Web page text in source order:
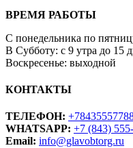
ВРЕМЯ РАБОТЫ
С понедельника по
В Субботу: с 9 утра до 15
Воскресенье: выходной
КОНТАКТЫ
ТЕЛЕФОН:
WHATSAPP: +7 (843)
Email: info@glavobtorg.ru